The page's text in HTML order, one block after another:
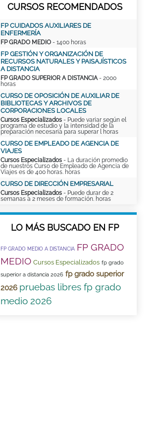
CURSOS RECOMENDADOS
FP CUIDADOS AUXILIARES DE
ENFERMERÍA
FP GRADO MEDIO - 1400 horas
FP GESTIÓN Y ORGANIZACIÓN DE
RECURSOS NATURALES Y PAISAJÍSTICOS
A DISTANCIA
FP GRADO SUPERIOR A DISTANCIA- 2000
horas
CURSO DE OPOSICIÓN DE AUXILIAR DE
BIBLIOTECAS Y ARCHIVOS DE
CORPORACIONES LOCALES
Cursos Especializados - Puede variar según el
programa de estudio y la intensidad de la
preparación necesaria para superar l horas
CURSO DE EMPLEADO DE AGENCIA DE
VIAJES
Cursos Especializados - La duración promedio
de nuestros Curso de Empleado de Agencia de
Viajes es de 400 horas. horas
CURSO DE DIRECCIÓN EMPRESARIAL
Cursos Especializados - Puede durar de 2
semanas a 2 meses de formación. horas
LO MÁS BUSCADO EN FP
FP GRADO MEDIO A DISTANCIA FP GRADO
MEDIO Cursos Especializados fp grado
superior a distancia 2026 fp grado superior
2026 pruebas libres fp grado
medio 2026